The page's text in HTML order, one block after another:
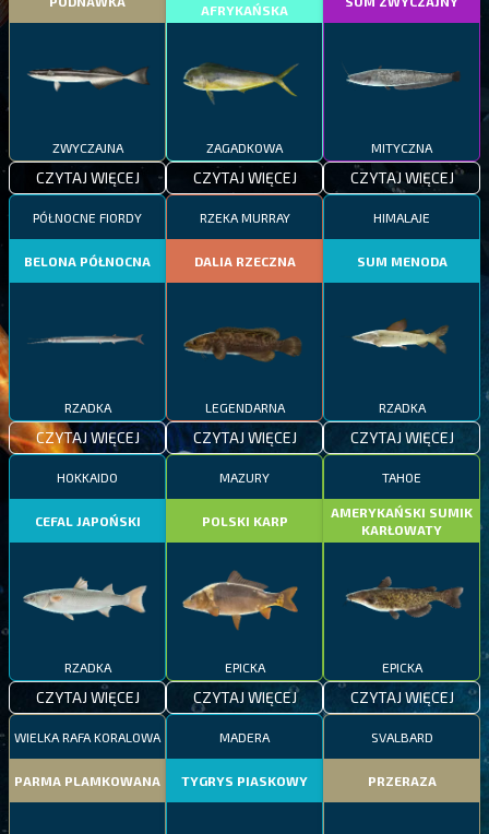
ZWYCZAJNA
CZYTAJ WIĘCEJ
AFRYKAŃSKA
ZAGADKOWA
CZYTAJ WIĘCEJ
MITYCZNA
CZYTAJ WIĘCEJ
PÓŁNOCNE FIORDY
BELONA PÓŁNOCNA
RZADKA
CZYTAJ WIĘCEJ
RZEKA MURRAY
DALIA RZECZNA
LEGENDARNA
CZYTAJ WIĘCEJ
HIMALAJE
SUM MENODA
RZADKA
CZYTAJ WIĘCEJ
HOKKAIDO
CEFAL JAPOŃSKI
RZADKA
CZYTAJ WIĘCEJ
MAZURY
POLSKI KARP
EPICKA
CZYTAJ WIĘCEJ
TAHOE
AMERYKAŃSKI SUMIK
KARŁOWATY
EPICKA
CZYTAJ WIĘCEJ
WIELKA RAFA KORALOWA
PARMA PLAMKOWANA
MADERA
TYGRYS PIASKOWY
SVALBARD
PRZERAZA